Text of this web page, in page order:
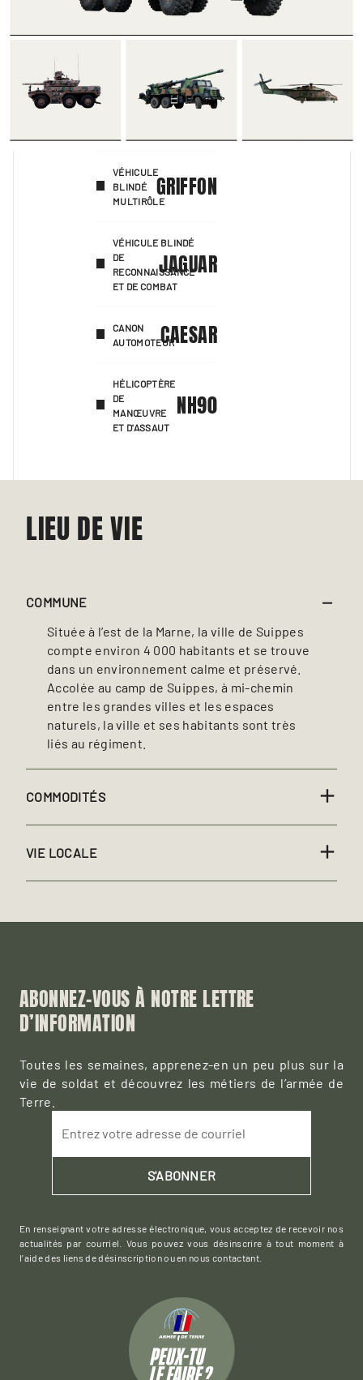
VÉHICULE
BLINDÉ
MULTIRÔLEGRIFFON
VÉHICULE BLINDÉ
DE
RECONNAISSANCE
ET DE COMBAT
JAGUAR
CANON
AUTOMOTEURCAESAR
HÉLICOPTÈRE
DE
MANŒUVRE
ET D'ASSAUT
NH90
LIEU DE VIE
COMMUNE
Située à l’est de la Marne, la ville de Suippes
compte environ 4 000 habitants et se trouve
dans un environnement calme et préservé.
Accolée au camp de Suippes, à mi-chemin
entre les grandes villes et les espaces
naturels, la ville et ses habitants sont très
liés au régiment.
COMMODITÉS
VIE LOCALE
ABONNEZ-VOUS À NOTRE LETTRE
D’INFORMATION
Toutes les semaines, apprenez-en un peu plus sur la
vie de soldat et découvrez les métiers de l’armée de
Terre.
Entrez votre adresse de courriel
S'ABONNER
En renseignant votre adresse électronique, vous acceptez de recevoir nos
actualités par courriel. Vous pouvez vous désinscrire à tout moment à
l’aide des liens de désinscription ou en nous contactant.